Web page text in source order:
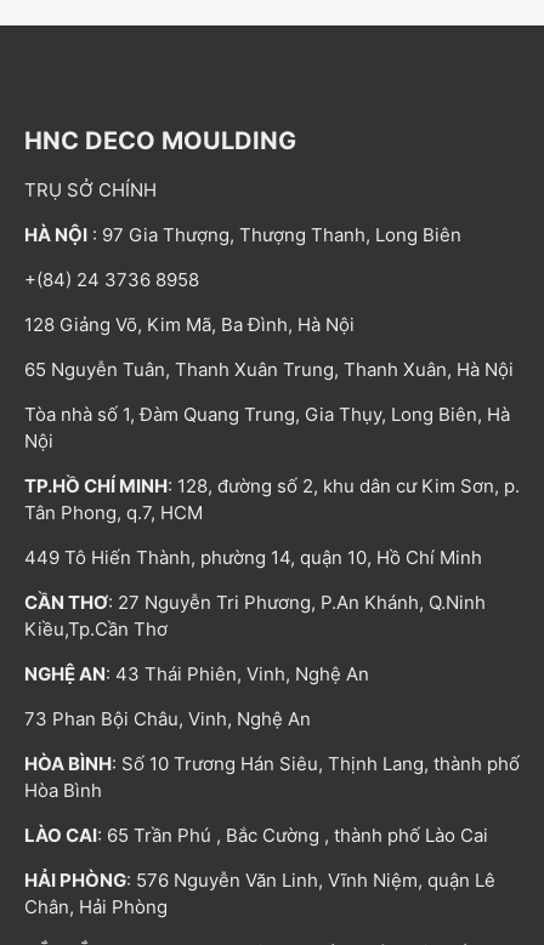
HNC DECO MOULDING
TRỤ SỞ CHÍNH
HÀ NỘI : 97 Gia Thượng, Thượng Thanh, Long Biên
+(84) 24 3736 8958
128 Giảng Võ, Kim Mã, Ba Đình, Hà Nội
65 Nguyễn Tuân, Thanh Xuân Trung, Thanh Xuân, Hà Nội
Tòa nhà số 1, Đàm Quang Trung, Gia Thụy, Long Biên, Hà
Nội
TP.HỒ CHÍ MINH: 128, đường số 2, khu dân cư Kim Sơn, p.
Tân Phong, q.7, HCM
449 Tô Hiến Thành, phường 14, quận 10, Hồ Chí Minh
CẦN THƠ: 27 Nguyễn Tri Phương, P.An Khánh, Q.Ninh
Kiều,Tp.Cần Thơ
NGHỆ AN: 43 Thái Phiên, Vinh, Nghệ An
73 Phan Bội Châu, Vinh, Nghệ An
HÒA BÌNH: Số 10 Trương Hán Siêu, Thịnh Lang, thành phố
Hòa Bình
LÀO CAI: 65 Trần Phú , Bắc Cường , thành phố Lào Cai
HẢI PHÒNG: 576 Nguyễn Văn Linh, Vĩnh Niệm, quận Lê
Chân, Hải Phòng